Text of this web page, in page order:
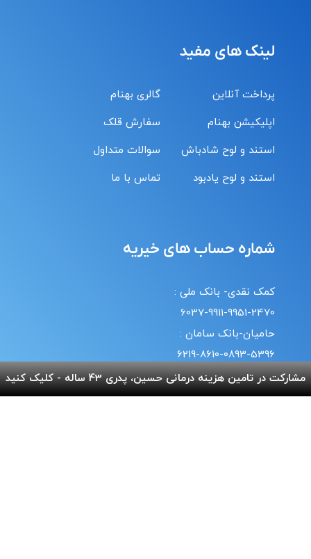
لینک های مفید
پرداخت آنلاین
اپلیکیشن بهنام
استند و لوح شادباش
استند و لوح یادبود
گالری بهنام
سفارش قلک
سوالات متداول
تماس با ما
شماره حساب های خیریه
کمک نقدی- بانک ملی :
6037-9911-9951-2470
حامیان-بانک سامان :
6219-8610-0893-5396
حمایت با تلفن همراه :
18#*7*733*
مشارکت در تامین هزینه درمانی حسین، پدری 43 ساله - کلیک کنید